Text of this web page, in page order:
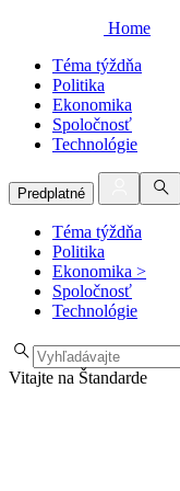
Home
Téma týždňa
Politika
Ekonomika
Spoločnosť
Technológie
Predplatné
Téma týždňa
Politika
Ekonomika >
Spoločnosť
Technológie
Vitajte na Štandarde